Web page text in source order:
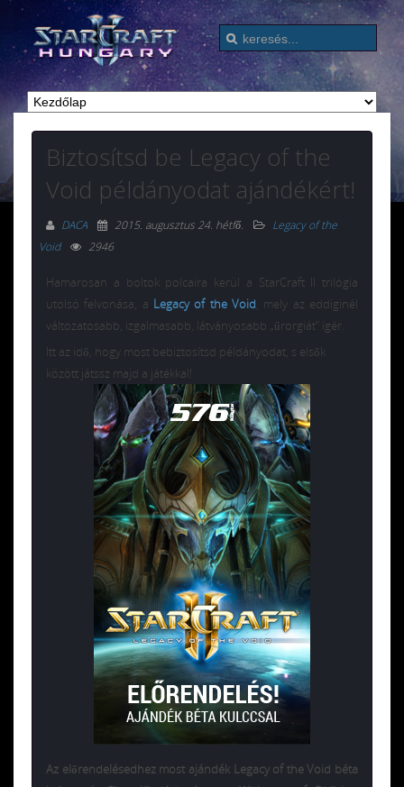
Biztosítsd be Legacy of the
Void példányodat ajándékért!
DACA 2015. augusztus 24. hétfő.
Legacy of the
Void
2946
Hamarosan a boltok polcaira kerül a StarCraft II trilógia
utolsó felvonása, a Legacy of the Void, mely az eddiginél
változatosabb, izgalmasabb, látványosabb „űrorgiát” ígér.
Itt az idő, hogy most bebiztosítsd példányodat, s elsők
között játssz majd a játékkal!
Az előrendelésedhez most ajándék Legacy of the Void béta